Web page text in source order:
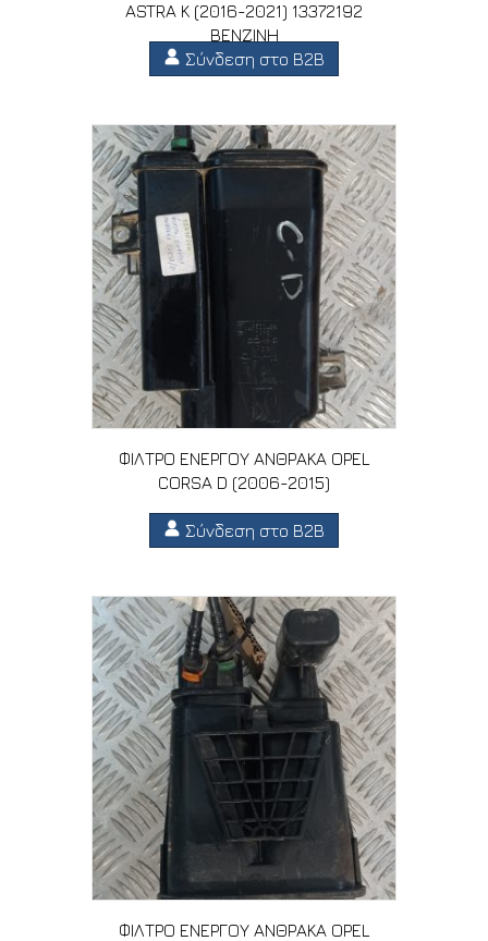
ASTRA K (2016-2021) 13372192
ΒΕΝΖΙΝΗ
Σύνδεση στο B2B
ΦΙΛΤΡΟ ΕΝΕΡΓΟΥ ΑΝΘΡΑΚΑ OPEL
CORSA D (2006-2015)
Σύνδεση στο B2B
ΦΙΛΤΡΟ ΕΝΕΡΓΟΥ ΑΝΘΡΑΚΑ OPEL